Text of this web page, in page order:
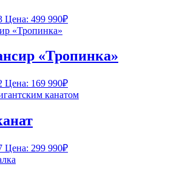
Цена: 499 990₽
«Тропинка»
Цена: 169 990₽
Цена: 299 990₽